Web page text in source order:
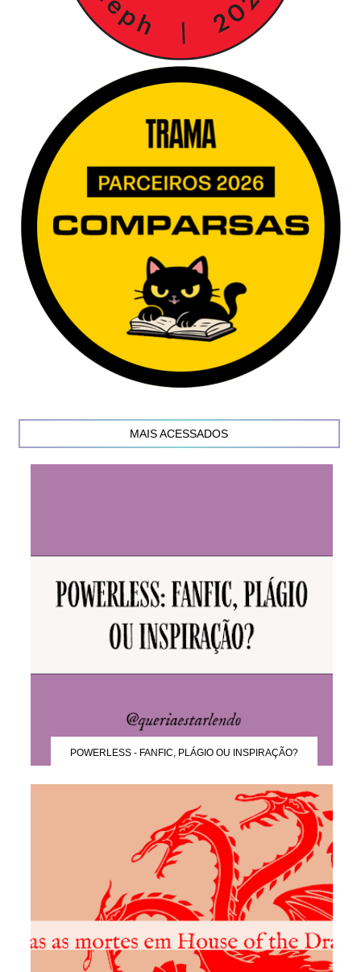
MAIS ACESSADOS
POWERLESS - FANFIC, PLÁGIO OU INSPIRAÇÃO?